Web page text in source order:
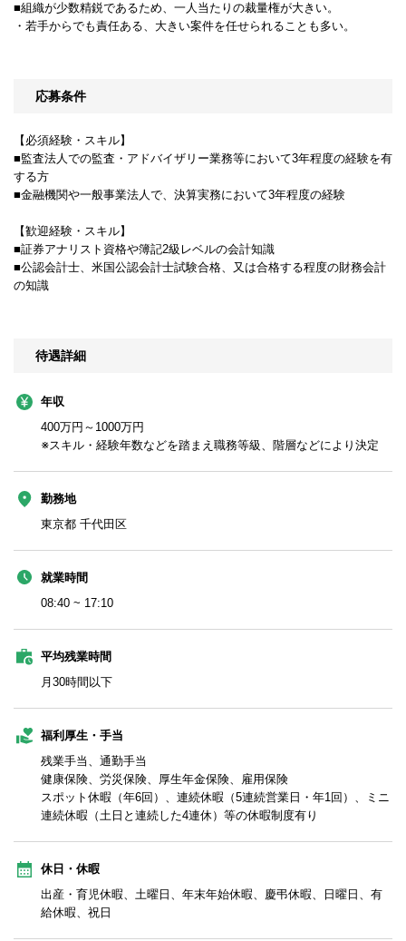
■組織が少数精鋭であるため、一人当たりの裁量権が大きい。
・若手からでも責任ある、大きい案件を任せられることも多い。
応募条件
【必須経験・スキル】
■監査法人での監査・アドバイザリー業務等において3年程度の経験を有
する方
■金融機関や一般事業法人で、決算実務において3年程度の経験
【歓迎経験・スキル】
■証券アナリスト資格や簿記2級レベルの会計知識
■公認会計士、米国公認会計士試験合格、又は合格する程度の財務会計
の知識
待遇詳細
年収
400万円～1000万円
※スキル・経験年数などを踏まえ職務等級、階層などにより決定
勤務地
東京都 千代田区
就業時間
08:40 ~ 17:10
平均残業時間
月30時間以下
福利厚生・手当
残業手当、通勤手当
健康保険、労災保険、厚生年金保険、雇用保険
スポット休暇（年6回）、連続休暇（5連続営業日・年1回）、ミニ
連続休暇（土日と連続した4連休）等の休暇制度有り
休日・休暇
出産・育児休暇、土曜日、年末年始休暇、慶弔休暇、日曜日、有
給休暇、祝日